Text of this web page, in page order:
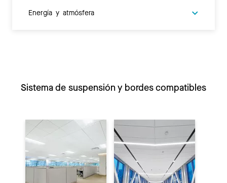
Energía y atmósfera
Sistema de suspensión y bordes compatibles